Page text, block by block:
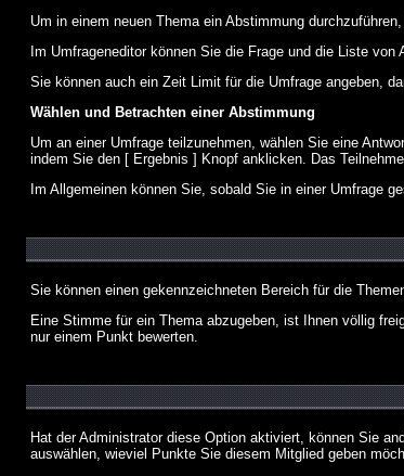
Um in einem neuen Thema ein Abstimmung
Im Umfrageneditor können Sie die Frage und die Liste
Sie können auch ein Zeit Limit für die Umfrage angeben,
Wählen und Betrachten einer Abstimmung
Um an einer Umfrage teilzunehmen, wählen Sie eine
indem Sie den [ Ergebnis ] Knopf anklicken. Das
Im Allgemeinen können Sie, sobald Sie in einer Umfrage
Sie können einen gekennzeichneten Bereich für die
Eine Stimme für ein Thema abzugeben, ist Ihnen völlig
nur einem Punkt bewerten.
Hat der Administrator diese Option aktiviert, können Sie
auswählen, wieviel Punkte Sie diesem Mitglied geben